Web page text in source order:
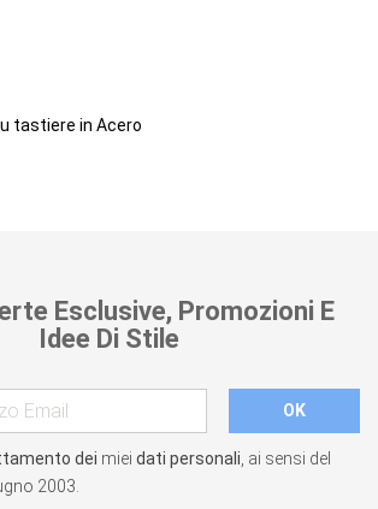
tastiere in Acero
Esclusive, Promozioni E
Idee Di Stile
dei miei dati personali , ai sensi del
2003.